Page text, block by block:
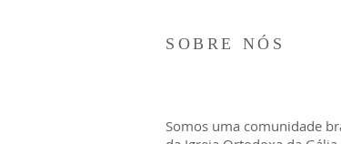
SOBRE NÓS
Somos uma comunidade